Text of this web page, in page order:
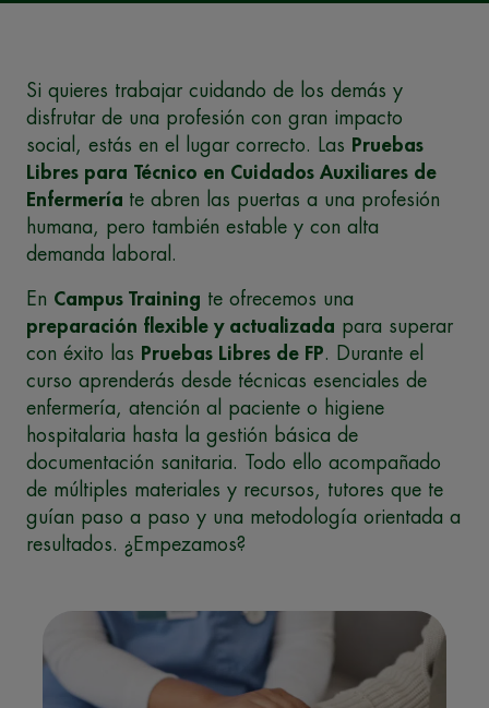
Si quieres trabajar cuidando de los demás y
disfrutar de una profesión con gran impacto
social, estás en el lugar correcto. Las Pruebas
Libres para Técnico en Cuidados Auxiliares de
Enfermería te abren las puertas a una profesión
humana, pero también estable y con alta
demanda laboral.
En Campus Training te ofrecemos una
preparación flexible y actualizada para superar
con éxito las Pruebas Libres de FP. Durante el
curso aprenderás desde técnicas esenciales de
enfermería, atención al paciente o higiene
hospitalaria hasta la gestión básica de
documentación sanitaria. Todo ello acompañado
de múltiples materiales y recursos, tutores que te
guían paso a paso y una metodología orientada a
resultados. ¿Empezamos?